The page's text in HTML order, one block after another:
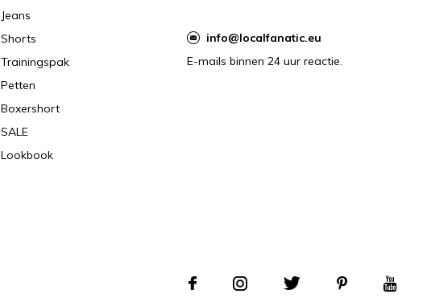
Jeans
Shorts
Trainingspak
Petten
Boxershort
SALE
Lookbook
info@localfanatic.eu
E-mails binnen 24 uur reactie.